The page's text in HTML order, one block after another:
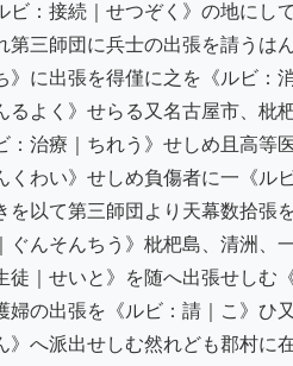
：接続｜せつぞく》の地にし
三師団に兵士の出張を請うは
に出張を得僅に之を《ルビ：
よく》せらる又名古屋市、枇
治療｜ちれう》せしめ且高等
わい》せしめ負傷者に一《ル
以て第三師団より天幕数拾張
んそんちう》枇杷島、清洲、
｜せいと》を随へ出張せしむ
の出張を《ルビ：請｜こ》ひ
へ派出せしむ然れども郡村に